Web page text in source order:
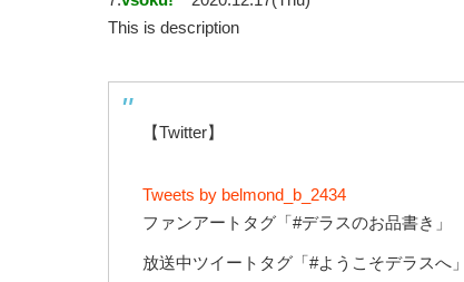
This is description
【Twitter】
Tweets by belmond_b_2434
ファンアートタグ「#デラスのお品書き」
放送中ツイートタグ「#ようこそデラスへ」